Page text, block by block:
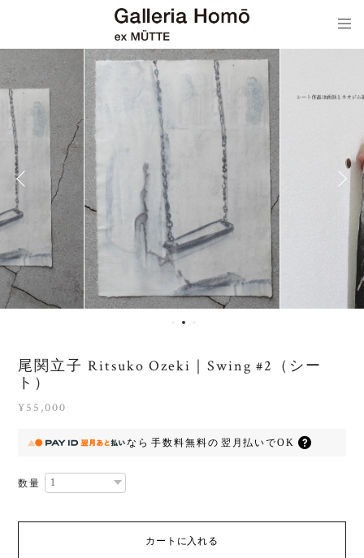
尾関立子 Ritsuko Ozeki｜Swing #2（シー
ト）
¥55,000
なら 手数料無料の 翌月払いでOK
数量
カートに入れる